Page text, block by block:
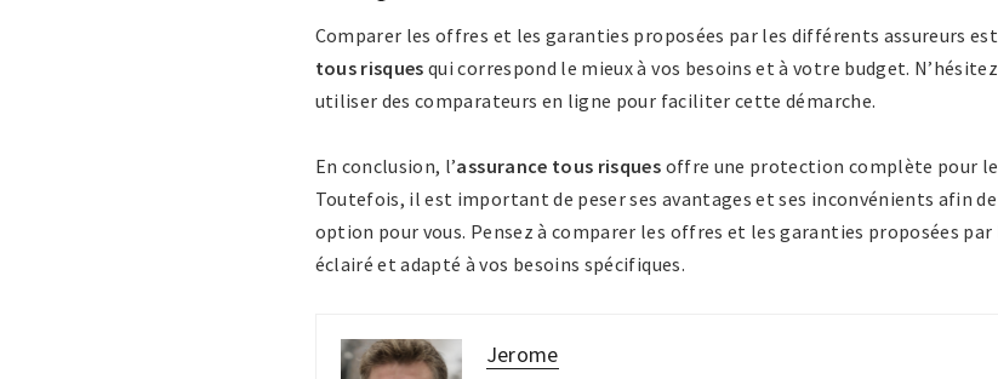
Comparer les offres et les garanties proposées par les différents assureurs
tous risques qui correspond le mieux à vos besoins et à votre budget.
utiliser des comparateurs en ligne pour faciliter cette démarche.
En conclusion, l’assurance tous risques offre une protection complète pour
Toutefois, il est important de peser ses avantages et ses inconvénients afin
option pour vous. Pensez à comparer les offres et les garanties proposées
éclairé et adapté à vos besoins spécifiques.
Jerome